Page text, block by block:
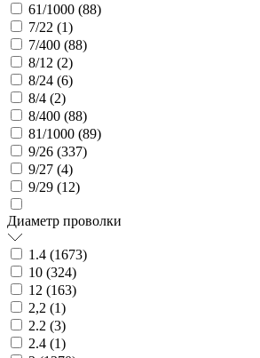
61/1000 (88)
7/22 (1)
7/400 (88)
8/12 (2)
8/24 (6)
8/4 (2)
8/400 (88)
81/1000 (89)
9/26 (337)
9/27 (4)
9/29 (12)
Диаметр проволки
1.4 (1673)
10 (324)
12 (163)
2,2 (1)
2.2 (3)
2.4 (1)